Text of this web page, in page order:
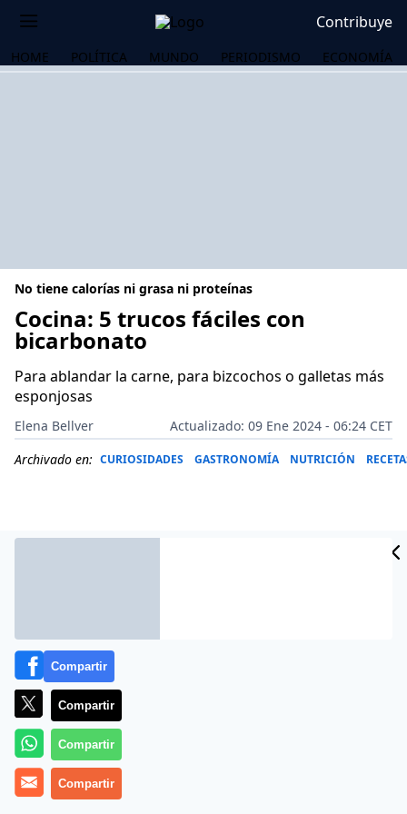
Contribuye
HOME POLÍTICA MUNDO PERIODISMO ECONOMÍA
No tiene calorías ni grasa ni proteínas
Cocina: 5 trucos fáciles con
bicarbonato
Para ablandar la carne, para bizcochos o galletas más
esponjosas
Elena Bellver
Actualizado: 09 Ene 2024 - 06:24 CET
Archivado en: CURIOSIDADES GASTRONOMÍA NUTRICIÓN
Más información
Compartir
Compartir
Compartir
Compartir